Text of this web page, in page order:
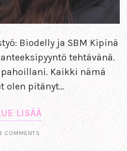
Biodelly ja SBM Kipinä
tehtävänä.
pahoillani. Kaikki nämä
olen pitänyt…
LISÄÄ
COMMENTS